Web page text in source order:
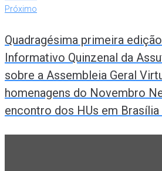
Próximo
Quadragésima primeira
Informativo Quinzenal da
sobre a Assembleia Geral
homenagens do Novembro
encontro dos HUs em